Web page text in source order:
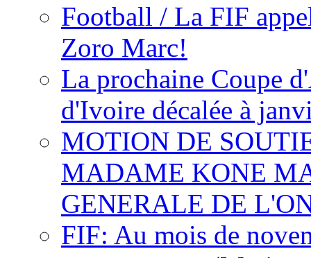
Football / La FIF
Zoro Marc!
La prochaine Coupe
d'Ivoire décalée à
MOTION DE
MADAME KONE
GENERALE DE
FIF: Au mois de